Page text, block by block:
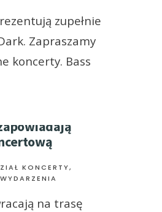
zupełnie
Zapraszamy
koncerty. Bass
KONCERTY,
na trasę